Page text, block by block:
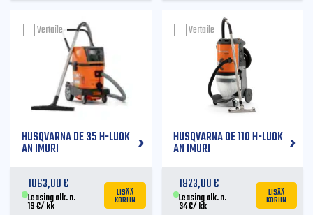
HUSQVARNA DE 35 H-LUOK
AN IMURI
1063,00€
Leasing alk. n.
19€/ kk
LISÄÄ
KORIIN
Vertaile
HUSQVARNA DE 110 H-LUOK
AN IMURI
1923,00€
Leasing alk. n.
34€/ kk
LISÄÄ
KORIIN
Vertaile